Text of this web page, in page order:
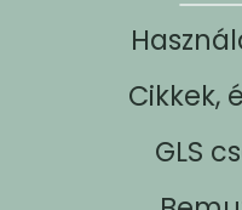
Cikkek,
GLS